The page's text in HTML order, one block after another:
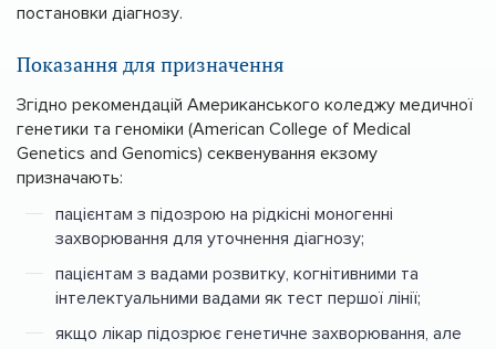
постановки діагнозу.
Показання для призначення
Згідно рекомендацій Американського коледжу медичної
генетики та геноміки (American College of Medical
Genetics and Genomics) секвенування екзому
призначають:
пацієнтам з підозрою на рідкісні моногенні
захворювання для уточнення діагнозу;
пацієнтам з вадами розвитку, когнітивними та
інтелектуальними вадами як тест першої лінії;
якщо лікар підозрює генетичне захворювання, але